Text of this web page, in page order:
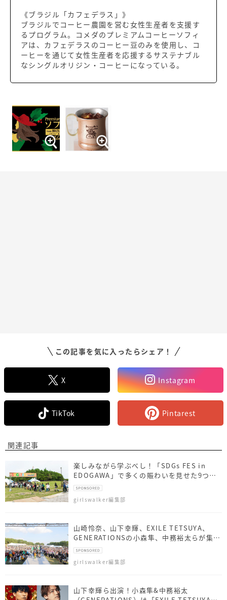
《ブラジル「カフェデラス」》
ブラジルでコーヒー農園を営む女性生産者を支援す
るプログラム。コメダのプレミアムコーヒーソフィ
アは、カフェデラスのコーヒー豆のみを使用し、コ
ーヒーを通じて女性生産者を応援するサステナブル
なシングルオリジン・コーヒーになっている。
この記事を気に入ったらシェア！
X Instagram
TikTok Pintarest
関連記事
楽しみながら学ぶべし！「SDGs FES in
EDOGAWA」で多くの賑わいを見せた9つの
体験型ブースとは？
girlswalker編集部
山崎怜奈、山下幸輝、EXILE TETSUYA、
GENERATIONSの小森隼、中務裕太らが集
結！江戸川区「誰一人孤独にならず、喜怒哀
楽が出せる区へ」
girlswalker編集部
山下幸輝ら出演！小森隼&中務裕太